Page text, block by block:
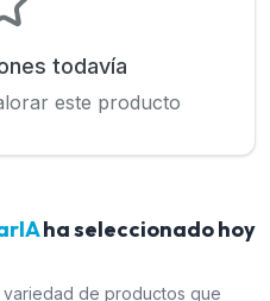
todavía
este producto
ha seleccionado hoy
de productos que